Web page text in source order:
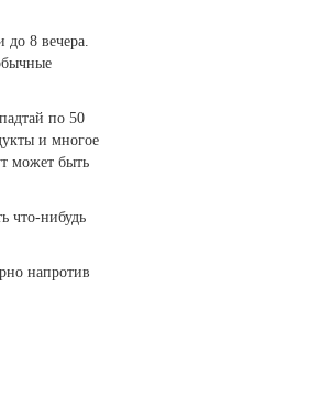
до 8 вечера.
по 50
и многое
может быть
что-нибудь
напротив